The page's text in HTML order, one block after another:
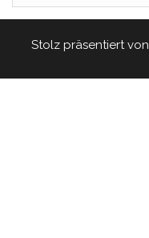
Stolz präsentiert von